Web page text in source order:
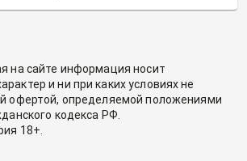
на сайте информация носит
и ни при каких условиях не
офертой, определяемой положениями
кодекса РФ.
18+.